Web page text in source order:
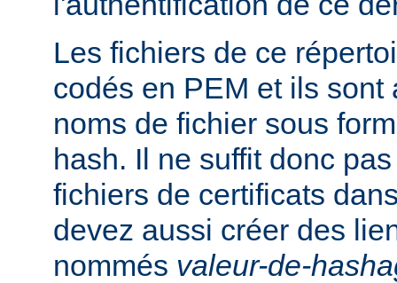
Les fichiers de ce
codés en PEM et ils sont
noms de fichier sous
hash. Il ne suffit donc
fichiers de certificats
devez aussi créer des
nommés valeur-de-